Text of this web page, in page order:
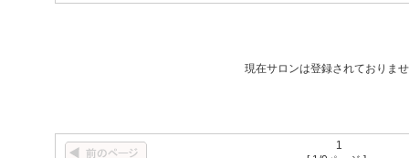
現在サロンは登録されておりま
1